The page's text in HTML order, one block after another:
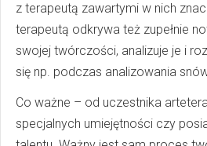
z terapeutą zawartymi w nich
terapeutą odkrywa też zupełnie
swojej twórczości, analizuje je i
się np. podczas analizowania
Co ważne – od uczestnika
specjalnych umiejętności czy